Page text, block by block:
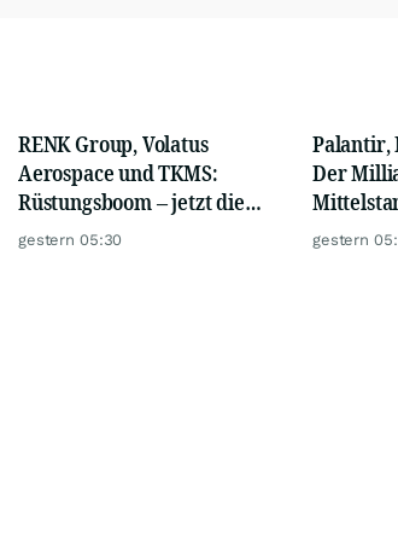
RENK Group, Volatus
Aerospace und TKMS:
Rüstungsboom – jetzt die
drei Hebel Land, Luft und
gestern 05:30
Palantir,
Der
gestern